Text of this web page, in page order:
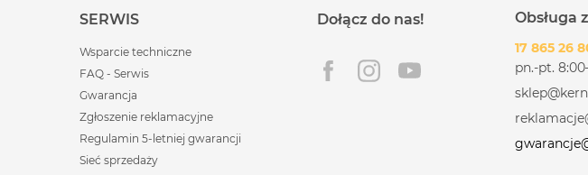
SERWIS
Wsparcie techniczne
FAQ - Serwis
Gwarancja
Zgłoszenie reklamacyjne
Regulamin 5-letniej gwarancji
Sieć sprzedaży
Dołącz do nas! Obsługa
17 865 26
pn.-pt.